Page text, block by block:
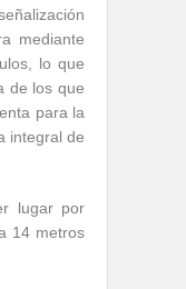
mediante
lo que
de los que
para la
integral de
lugar por
14 metros